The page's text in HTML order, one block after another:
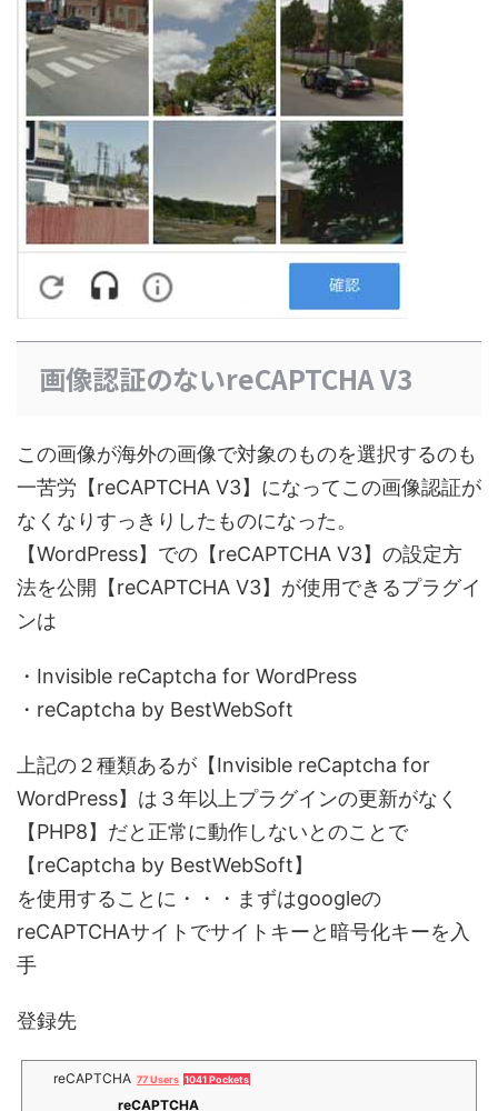
画像認証のないreCAPTCHA V3
この画像が海外の画像で対象のものを選択するのも
一苦労【reCAPTCHA V3】になってこの画像認証が
なくなりすっきりしたものになった。
【WordPress】での【reCAPTCHA V3】の設定方
法を公開【reCAPTCHA V3】が使用できるプラグイ
ンは
・Invisible reCaptcha for WordPress
・reCaptcha by BestWebSoft
上記の２種類あるが【Invisible reCaptcha for
WordPress】は３年以上プラグインの更新がなく
【PHP8】だと正常に動作しないとのことで
【reCaptcha by BestWebSoft】
を使用することに・・・まずはgoogleの
reCAPTCHAサイトでサイトキーと暗号化キーを入
手
登録先
reCAPTCHA 77 Users 1041 Pockets
reCAPTCHA